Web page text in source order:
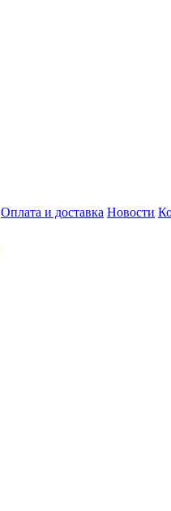
Оплата и доставка Новости